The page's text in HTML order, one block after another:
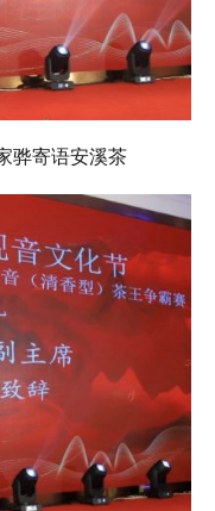
骅寄语安溪茶